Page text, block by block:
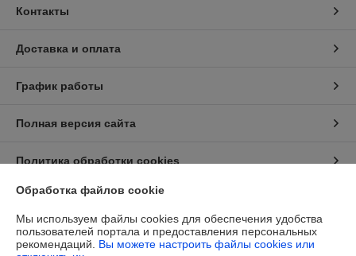
Контакты
Доставка и оплата
График работы
Полная версия сайта
Политика обработки cookies
Сайт создан на платформе Deal.by
Обработка файлов cookie
Мы используем файлы cookies для обеспечения удобства
пользователей портала и предоставления персональных
рекомендаций. Вы можете настроить файлы cookies или